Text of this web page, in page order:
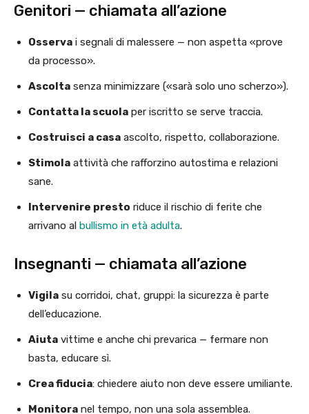
Genitori — chiamata all’azione
Osserva i segnali di malessere — non aspetta «prove
da processo».
Ascolta senza minimizzare («sarà solo uno scherzo»).
Contatta la scuola per iscritto se serve traccia.
Costruisci a casa ascolto, rispetto, collaborazione.
Stimola attività che rafforzino autostima e relazioni
sane.
Intervenire presto riduce il rischio di ferite che
arrivano al bullismo in età adulta.
Insegnanti — chiamata all’azione
Vigila su corridoi, chat, gruppi: la sicurezza è parte
dell’educazione.
Aiuta vittime e anche chi prevarica — fermare non
basta, educare sì.
Crea fiducia: chiedere aiuto non deve essere umiliante.
Monitora nel tempo, non una sola assemblea.